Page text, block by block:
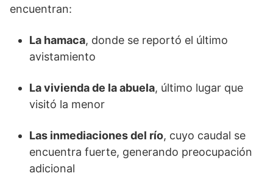
encuentran:
La hamaca, donde se reportó el último
avistamiento
La vivienda de la abuela, último lugar que
visitó la menor
Las inmediaciones del río, cuyo caudal se
encuentra fuerte, generando preocupación
adicional